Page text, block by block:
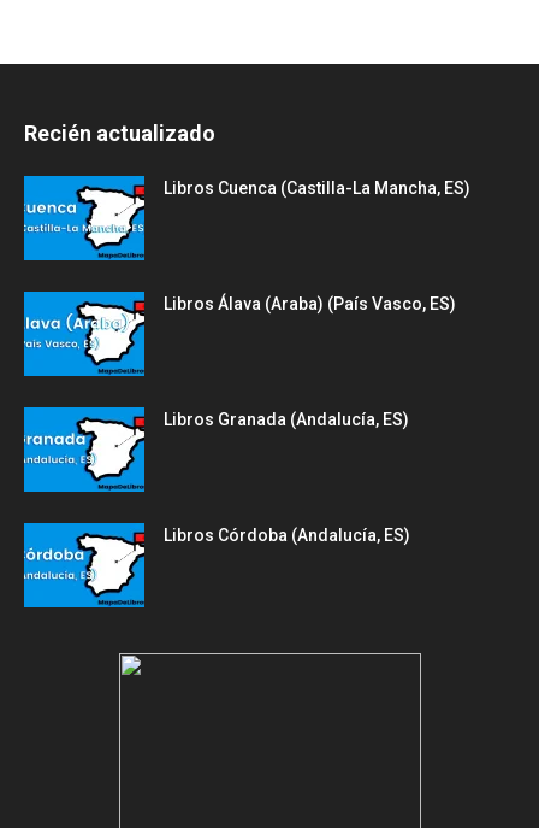
Recién actualizado
Libros Cuenca (Castilla-La Mancha, ES)
Libros Álava (Araba) (País Vasco, ES)
Libros Granada (Andalucía, ES)
Libros Córdoba (Andalucía, ES)